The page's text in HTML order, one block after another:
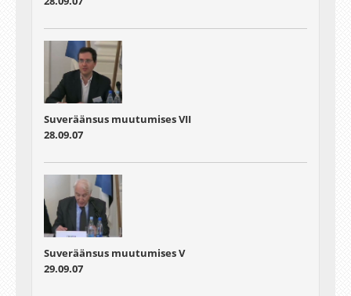
Suveräänsus muutumises VII
28.09.07
Suveräänsus muutumises V
29.09.07